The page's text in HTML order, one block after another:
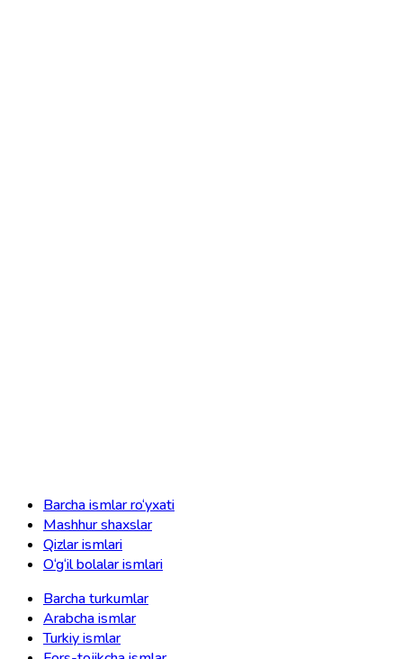
Barcha ismlar ro‘yxati
Mashhur shaxslar
Qizlar ismlari
O‘g‘il bolalar ismlari
Barcha turkumlar
Arabcha ismlar
Turkiy ismlar